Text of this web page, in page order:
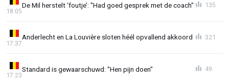
De Mil herstelt ‘foutje’: "Had goed gesprek met de coach"
18:05
135
Anderlecht en La Louvière sloten héél opvallend akkoord
17:37
321
Standard is gewaarschuwd: "Hen pijn doen"
17:23
49